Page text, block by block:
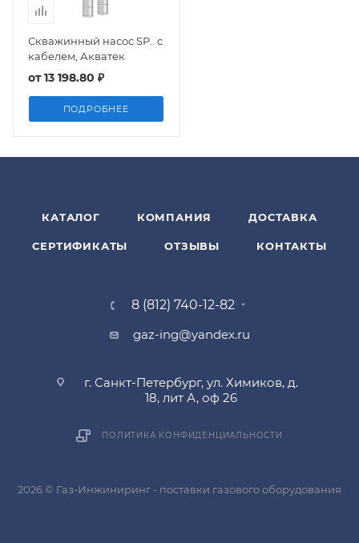
Скважинный насос SP.. с
кабелем, Акватек
от13 198.80 ₽
ПОДРОБНЕЕ
КАТАЛОГ КОМПАНИЯ ДОСТАВКА
СЕРТИФИКАТЫ ОТЗЫВЫ КОНТАКТЫ
8 (812) 740-12-82
gaz-ing@yandex.ru
г. Санкт-Петербург, ул. Химиков, д.
18, лит А, оф 26
ПОЛИТИКА КОНФИДЕНЦИАЛЬНОСТИ
2026 © Газ-Инжиниринг - поставки газового оборудования